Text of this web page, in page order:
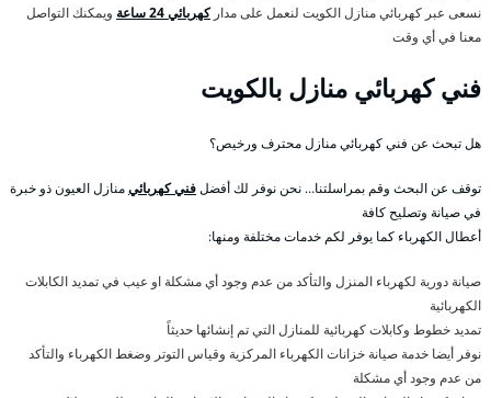
نسعى عبر كهربائي منازل الكويت لنعمل على مداركهربائي 24 ساعة
ويمكنك التواصل
معنا في أي وقت
فني كهربائي منازل بالكويت
هل تبحث عن فني كهربائي منازل محترف ورخيص؟
توقف عن البحث وقم بمراسلتنا… نحن نوفر لك أفضلفني كهربائيمنازل العيون ذو خبرة
في صيانة وتصليح كافة
أعطال الكهرباء كما يوفر لكم خدمات مختلفة ومنها:
صيانة دورية لكهرباء المنزل والتأكد من عدم وجود أي مشكلة او عيب في تمديد الكابلات
الكهربائية
تمديد خطوط وكابلات كهربائية للمنازل التي تم إنشائها حديثاً
نوفر أيضا خدمة صيانة خزانات الكهرباء المركزية وقياس التوتر وضغط الكهرباء والتأكد
من عدم وجود أي مشكلة